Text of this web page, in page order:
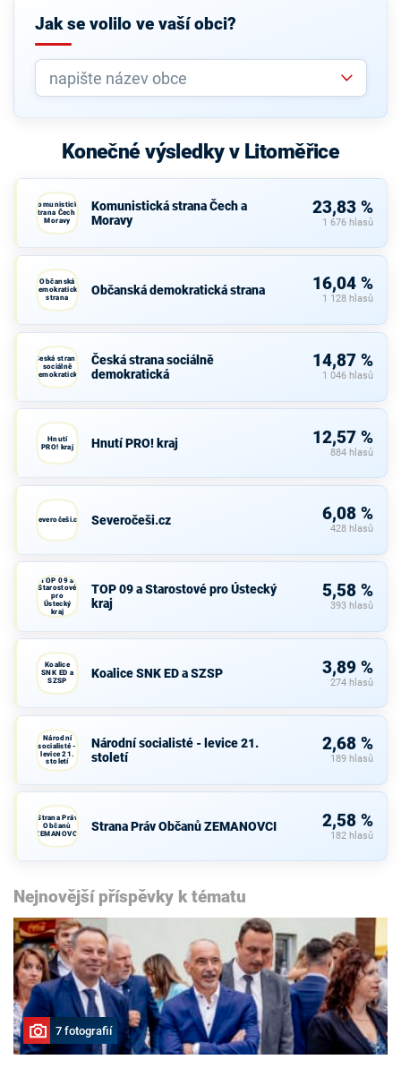
Jak se volilo ve vaší obci?
Konečné výsledky v Litoměřice
Komunistická
strana Čech a
Moravy
Komunistická strana Čech a
Moravy
23,83 %
1 676 hlasů
Občanská
demokratická
strana
Občanská demokratická strana 16,04 %
1 128 hlasů
Česká strana
sociálně
demokratická
Česká strana sociálně
demokratická
14,87 %
1 046 hlasů
Hnutí
PRO! kraj
Hnutí PRO! kraj 12,57 %
884 hlasů
Severočeši.cz Severočeši.cz 6,08 %
428 hlasů
TOP 09 a
Starostové
pro
Ústecký
kraj
TOP 09 a Starostové pro Ústecký
kraj
5,58 %
393 hlasů
Koalice
SNK ED a
SZSP
Koalice SNK ED a SZSP 3,89 %
274 hlasů
Národní
socialisté -
levice 21.
století
Národní socialisté - levice 21.
století
2,68 %
189 hlasů
Strana Práv
Občanů
ZEMANOVCI
Strana Práv Občanů ZEMANOVCI 2,58 %
182 hlasů
Nejnovější příspěvky k tématu
7 fotografií